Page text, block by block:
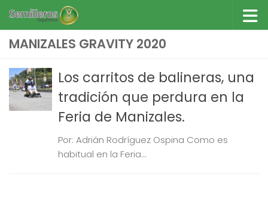
Saltar al contenido
MANIZALES GRAVITY 2020
Los carritos de balineras, una
tradición que perdura en la
Feria de Manizales.
Por: Adrián Rodríguez Ospina Como es
habitual en la Feria...